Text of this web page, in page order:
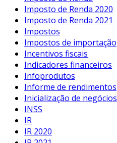
Imposto de Renda 2020
Imposto de Renda 2021
Impostos
Impostos de importação
Incentivos fiscais
Indicadores financeiros
Infoprodutos
Informe de rendimentos
Inicialização de negócios
INSS
IR
IR 2020